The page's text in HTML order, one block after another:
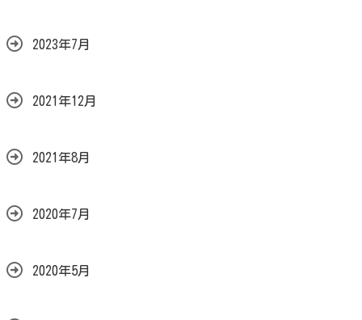
2023年7月
2021年12月
2021年8月
2020年7月
2020年5月